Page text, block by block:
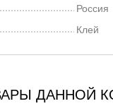
Россия
Клей
ДАННОЙ